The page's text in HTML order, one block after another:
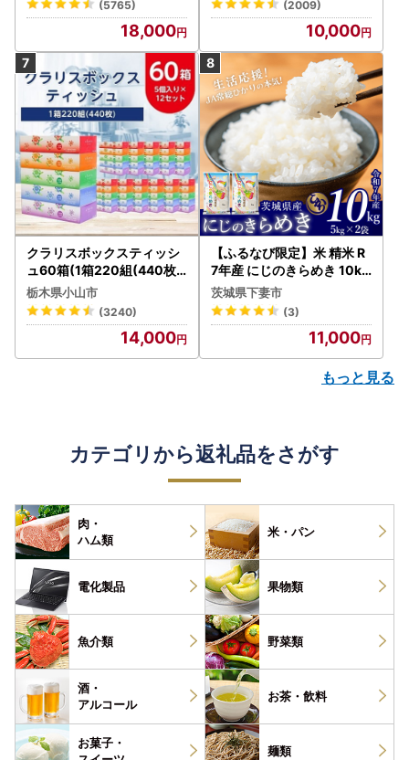
(5765)
18,000
～3房（1.0kg以上）シャイ
ン フルーツ FN-Limited-S
P
(2009)
10,000
クラリスボックスティッシ
ュ60箱(1箱220組(440枚))
(5個入り×12セット)【配送
不可地域：離島・沖縄県】
【1256759】
栃木県小山市
(3240)
14,000
【ふるなび限定】米 精米 R
7年産 にじのきらめき 10kg
10月 FN-Limited-PR
茨城県下妻市
(3)
11,000
もっと見る
カテゴリから返礼品をさがす
肉・
ハム類
米・パン
電化製品 果物類
魚介類 野菜類
酒・
アルコール
お茶・ 飲料
お菓子・
麺類